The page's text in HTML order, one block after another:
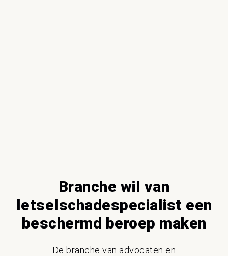
Branche wil van
letselschadespecialist een
beschermd beroep maken
De branche van advocaten en